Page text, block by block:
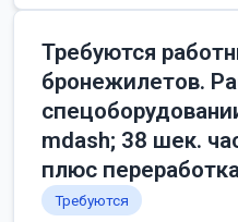
Требуются
бронежилетов.
mdash; 38 шек.
плюс
Требуются